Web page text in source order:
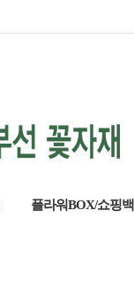
플라워BOX/쇼핑백